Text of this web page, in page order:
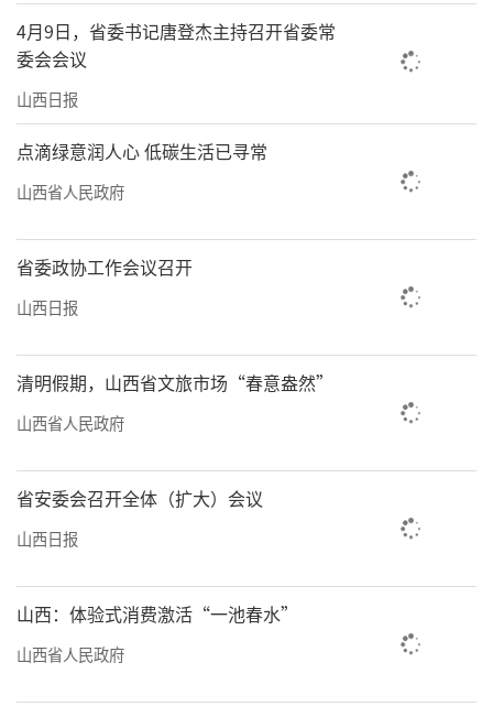
4月9日，省委书记唐登杰主持召开省委常
委会会议
山西日报
点滴绿意润人心 低碳生活已寻常
山西省人民政府
省委政协工作会议召开
山西日报
清明假期，山西省文旅市场“春意盎然”
山西省人民政府
省安委会召开全体（扩大）会议
山西日报
山西：体验式消费激活“一池春水”
山西省人民政府